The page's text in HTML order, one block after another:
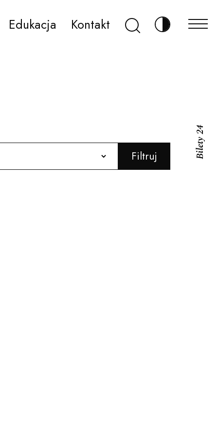
Edukacja Kontakt SzukajZmień
Bilety 24